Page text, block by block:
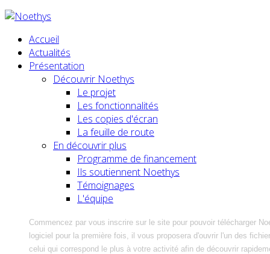
Accueil
Actualités
Présentation
Découvrir Noethys
Le projet
Les fonctionnalités
Les copies d'écran
La feuille de route
En découvrir plus
Programme de financement
Ils soutiennent Noethys
Témoignages
L'équipe
Commencez par vous inscrire sur le site pour pouvoir télécharger
logiciel pour la première fois, il vous proposera d'ouvrir l'un des
celui qui correspond le plus à votre activité afin de découvrir